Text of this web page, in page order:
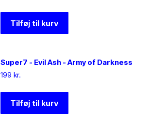
Tilføj til kurv
Super7 - Evil Ash - Army of Darkness
199 kr.
Tilføj til kurv